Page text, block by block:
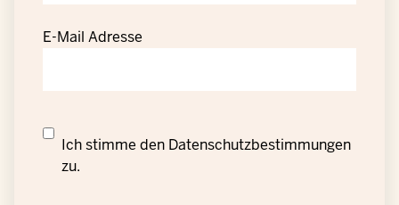
E-Mail Adresse
Datenschutzrechtliche
Einwilligung
Ich stimme den Datenschutzbestimmungen
zu.